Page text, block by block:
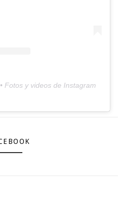
Fotos y videos de Instagram